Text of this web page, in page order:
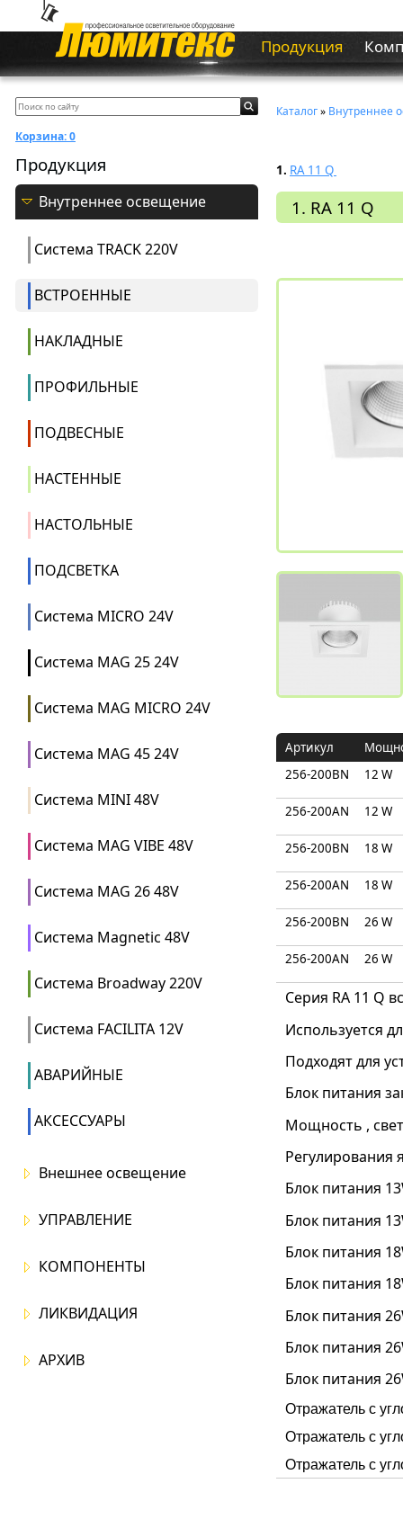
Продукция
Корзина:0
Продукция
Внутреннее освещение
Система ТRACK 220V
ВСТРОЕННЫЕ
НАКЛАДНЫЕ
ПРОФИЛЬНЫЕ
ПОДВЕСНЫЕ
НАСТЕННЫЕ
НАСТОЛЬНЫЕ
ПОДСВЕТКА
Система MICRO 24V
Система MAG 25 24V
Система MAG MICRO 24V
Система MAG 45 24V
Система MINI 48V
Система MAG VIBE 48V
Система MAG 26 48V
Система Magnetic 48V
Система Broadway 220V
Система FACILITA 12V
АВАРИЙНЫЕ
АКСЕССУАРЫ
Внешнее освещение
УПРАВЛЕНИЕ
КОМПОНЕНТЫ
ЛИКВИДАЦИЯ
АРХИВ
Каталог» Внутреннее
1. RA 11 Q
1. RA 11 Q
Артикул
256-200BN
12 W
256-200AN 12 W
256-200BN 18 W
256-200AN 18 W
256-200BN 26 W
256-200AN 26 W
Серия RA 11 Q
Используется
Подходят для
Блок питания
Мощность ,
Регулирования
Блок питания
Блок питания
Блок питания
Блок питания
Блок питания
Блок питания
Блок питания
Отражатель с
Отражатель с
Отражатель с